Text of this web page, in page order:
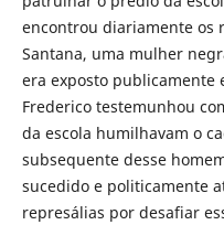
encontrou diariamente os
Santana, uma mulher
era exposto publicamente
Frederico testemunhou
da escola humilhavam o
subsequente desse
sucedido e politicamente
represálias por desafiar